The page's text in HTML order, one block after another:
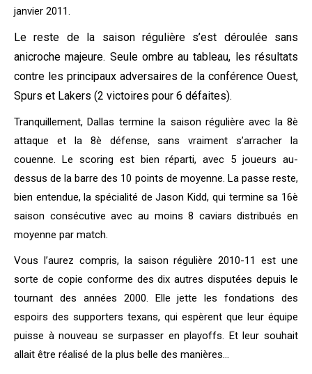
janvier 2011.
Le reste de la saison régulière s’est déroulée sans
anicroche majeure. Seule ombre au tableau, les résultats
contre les principaux adversaires de la conférence Ouest,
Spurs et Lakers (2 victoires pour 6 défaites).
Tranquillement, Dallas termine la saison régulière avec la 8è
attaque et la 8è défense, sans vraiment s’arracher la
couenne. Le scoring est bien réparti, avec 5 joueurs au-
dessus de la barre des 10 points de moyenne. La passe reste,
bien entendue, la spécialité de Jason Kidd, qui termine sa 16è
saison consécutive avec au moins 8 caviars distribués en
moyenne par match.
Vous l’aurez compris, la saison régulière 2010-11 est une
sorte de copie conforme des dix autres disputées depuis le
tournant des années 2000. Elle jette les fondations des
espoirs des supporters texans, qui espèrent que leur équipe
puisse à nouveau se surpasser en playoffs. Et leur souhait
allait être réalisé de la plus belle des manières…